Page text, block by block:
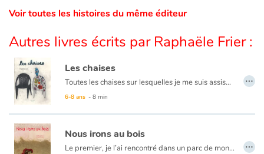
Contraste +
Aide
Accueil
Voir toutes les histoires du même éditeur
Autres livres écrits par Raphaële Frier :
Les chaises
Toutes les chaises sur lesquelles je me suis assise, toutes les chaises qui ont compté, les chaises de ma vie… À partir de ce thème, Raphaële Frier raconte sa première chaise haute comme le toit du monde, la chaise d’attente, les chaises longues qui occultent les courtes, la chaise de cuisine qui côtoie la farine et les odeurs de graille, des chaises tristes comme celle de l’absent ou des chaises loufoques comme les chaises volantes. Et à son tour, Clothilde Staës grave de ses belles gravures réhaussées, les chaises qui dans sa vie ont compté.
6-8 ans - 8 min
…
Nous irons au bois
Le premier, je l’ai rencontré dans un parc de mon quartier. Il lisait par dessus mon épaule. (…) C’est derrière le cinquième que l’on s’était cachés pour s’embrasser (…) J’ai mangé les cerises du septième, les poires du huitième, les figues du neuvième (…). …